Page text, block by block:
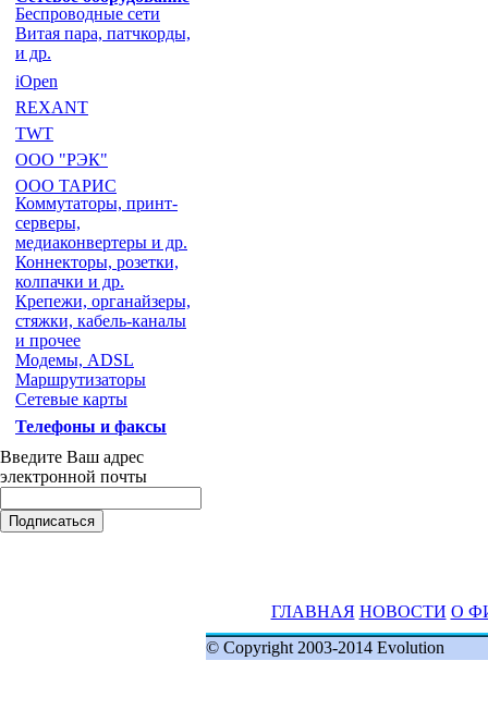
Беспроводные сети
Витая пара, патчкорды,
и др.
iOpen
REXANT
TWT
ООО "РЭК"
ООО ТАРИС
Коммутаторы, принт-
серверы,
медиаконвертеры и др.
Коннекторы, розетки,
колпачки и др.
Крепежи, органайзеры,
стяжки, кабель-каналы
и прочее
Модемы, ADSL
Маршрутизаторы
Сетевые карты
Телефоны и факсы
Введите Ваш адрес
электронной почты
ГЛАВНАЯ НОВОСТИ О
© Copyright 2003-2014 Evolution